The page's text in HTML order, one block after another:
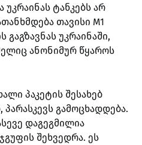
უკრაინას ტანკებს არ
თავისი M1
გაგზავნას უკრაინაში,
ანონიმურ წყაროს
პაკეტის შესახებ
გამოცხადდება.
დაგეგმილია
შეხვედრა. ეს